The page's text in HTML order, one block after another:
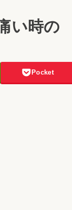
い時の
Pocket